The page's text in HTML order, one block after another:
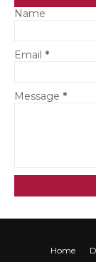
Name
Email *
Message *
Home